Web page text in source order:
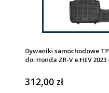
Dywaniki samochodowe
do: Honda ZR-V e:HEV 2023
312,00 zł